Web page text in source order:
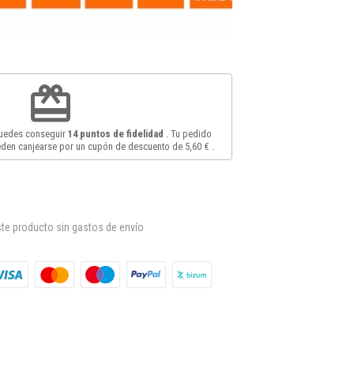
redeem
conseguir 14puntos de fidelidad . Tu pedido
canjearse por un cupón de descuento de 5,60 €
producto sin gastos de envío